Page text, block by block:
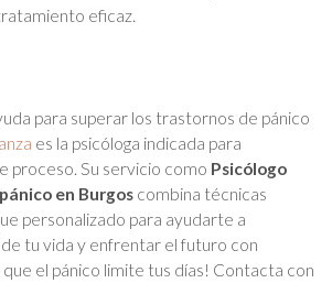
eficaz.
para superar los trastornos de pánico
es la psicóloga indicada para
proceso. Su servicio como Psicólogo
en Burgos combina técnicas
personalizado para ayudarte a
tu vida y enfrentar el futuro con
que el pánico limite tus días! Contacta con